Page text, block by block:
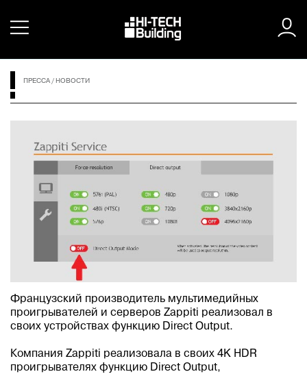
ПРЕССА / НОВОСТИ
Французский производитель мультимедийных
проигрывателей и серверов Zappiti реализовал в
своих устройствах функцию Direct Output.
Компания Zappiti реализовала в своих 4K HDR
проигрывателях функцию Direct Output,